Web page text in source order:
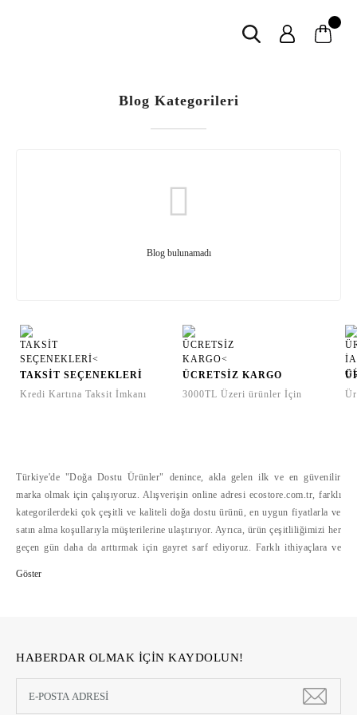
Blog Kategorileri
Blog bulunamadı
TAKSİT SEÇENEKLERİ
Kredi Kartına Taksit İmkanı
ÜCRETSİZ KARGO
3000TL Üzeri ürünler İçin
Türkiye'de "Doğa Dostu Ürünler" denince, akla gelen ilk ve en güvenilir
marka olmak için çalışıyoruz. Alışverişin online adresi ecostore.com.tr, farklı
kategorilerdeki çok çeşitli ve kaliteli doğa dostu ürünü, en uygun fiyatlarla ve
satın alma koşullarıyla müşterilerine ulaştırıyor. Ayrıca, ürün çeşitliliğimizi her
geçen gün daha da arttırmak için gayret sarf ediyoruz. Farklı ithiyaçlara ve
HABERDAR OLMAK İÇİN KAYDOLUN!